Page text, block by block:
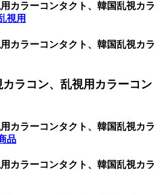
カラーコンタクト、韓国乱視カラ
視用
カラーコンタクト、韓国乱視カラ
ラコン、乱視用カラーコン
カラーコンタクト、韓国乱視カラ
品
カラーコンタクト、韓国乱視カラ